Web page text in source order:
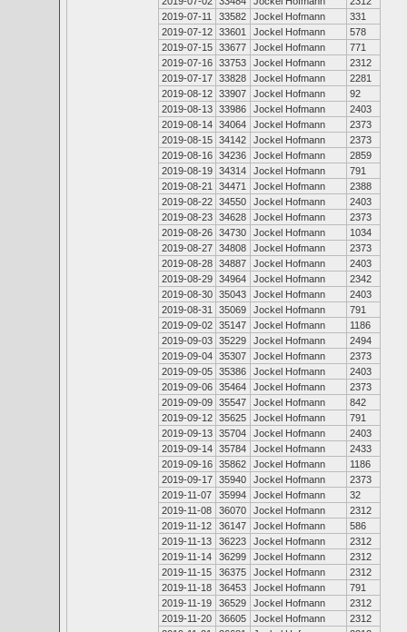
2019-07-11
33582 Jockel Hofmann
331
2019-07-12 33601 Jockel Hofmann
578
2019-07-15 33677 Jockel Hofmann
771
2019-07-16 33753 Jockel Hofmann
2312
2019-07-17 33828 Jockel Hofmann
2281
2019-08-12 33907 Jockel Hofmann
92
2019-08-13 33986 Jockel Hofmann
2403
2019-08-14 34064 Jockel Hofmann
2373
2019-08-15 34142 Jockel Hofmann
2373
2019-08-16 34236 Jockel Hofmann
2859
2019-08-19 34314 Jockel Hofmann
791
2019-08-21
34471 Jockel Hofmann
2388
2019-08-22 34550 Jockel Hofmann
2403
2019-08-23 34628 Jockel Hofmann
2373
2019-08-26 34730 Jockel Hofmann
1034
2019-08-27 34808 Jockel Hofmann
2373
2019-08-28 34887 Jockel Hofmann
2403
2019-08-29 34964 Jockel Hofmann
2342
2019-08-30 35043 Jockel Hofmann
2403
2019-08-31
35069 Jockel Hofmann
791
2019-09-02 35147 Jockel Hofmann
1186
2019-09-03 35229 Jockel Hofmann
2494
2019-09-04 35307 Jockel Hofmann
2373
2019-09-05 35386 Jockel Hofmann
2403
2019-09-06 35464 Jockel Hofmann
2373
2019-09-09 35547 Jockel Hofmann
842
2019-09-12 35625 Jockel Hofmann
791
2019-09-13 35704 Jockel Hofmann
2403
2019-09-14 35784 Jockel Hofmann
2433
2019-09-16 35862 Jockel Hofmann
1186
2019-09-17 35940 Jockel Hofmann
2373
2019-11-07
35994 Jockel Hofmann
32
2019-11-08
36070 Jockel Hofmann
2312
2019-11-12
36147 Jockel Hofmann
586
2019-11-13
36223 Jockel Hofmann
2312
2019-11-14
36299 Jockel Hofmann
2312
2019-11-15
36375 Jockel Hofmann
2312
2019-11-18
36453 Jockel Hofmann
791
2019-11-19
36529 Jockel Hofmann
2312
2019-11-20
36605 Jockel Hofmann
2312